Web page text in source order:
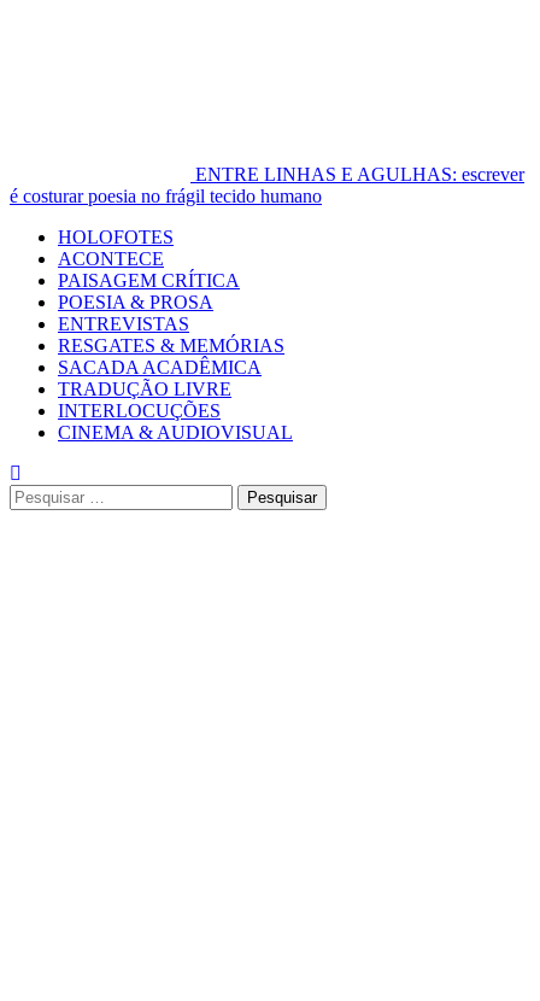
ENTRE LINHAS E AGULHAS: escrever
é costurar poesia no frágil tecido humano
Primary
Menu
HOLOFOTES
ACONTECE
PAISAGEM CRÍTICA
POESIA & PROSA
ENTREVISTAS
RESGATES & MEMÓRIAS
SACADA ACADÊMICA
TRADUÇÃO LIVRE
INTERLOCUÇÕES
CINEMA & AUDIOVISUAL
Pesquisar
por: